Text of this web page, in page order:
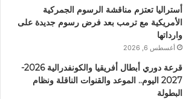
أستراليا تعتزم مناقشة الرسوم الجمركية
الأمريكية مع ترمب بعد فرض رسوم جديدة على
وارداتها
أغسطس 6, 2026
قرعة دوري أبطال أفريقيا والكونفدرالية 2026-
2027 اليوم.. الموعد والقنوات الناقلة ونظام
البطولة